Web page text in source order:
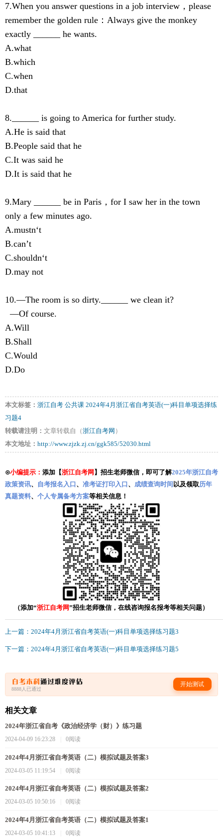
7.When you answer questions in a job interview，please
remember the golden rule：Always give the monkey
exactly ______ he wants.
A.what
B.which
C.when
D.that
8.______ is going to America for further study.
A.He is said that
B.People said that he
C.It was said he
D.It is said that he
9.Mary ______ be in Paris，for I saw her in the town
only a few minutes ago.
A.mustn‘t
B.can’t
C.shouldn‘t
D.may not
10.—The room is so dirty.______ we clean it?
—Of course.
A.Will
B.Shall
C.Would
D.Do
本文标签： 浙江自考 公共课 2024年4月浙江省自考英语(一)科目单项选择练
习题4
转载请注明： 文章转载自（浙江自考网 ）
本文地址： http://www.zjzk.zj.cn/ggk585/52030.html
⊙小编提示： 添加【浙江自考网 】招生老师微信，即可了解2025年浙江自考
政策资讯、 自考报名入口 、 准考证打印入口 、 成绩查询时间 以及领取历年
真题资料、 个人专属备考方案等相关信息！
（添加“浙江自考网”招生老师微信，在线咨询报名报考等相关问题）
上一篇：2024年4月浙江省自考英语(一)科目单项选择练习题3
下一篇：2024年4月浙江省自考英语(一)科目单项选择练习题5
8888人已通过
开始测试
相关文章
2024年浙江省自考《政治经济学（财）》练习题
2024-04-09 16:23:28
|0阅读
2024年4月浙江省自考英语（二）模拟试题及答案3
2024-03-05 11:19:54
|0阅读
2024年4月浙江省自考英语（二）模拟试题及答案2
2024-03-05 10:50:16
|0阅读
2024年4月浙江省自考英语（二）模拟试题及答案1
2024-03-05 10:41:13
|0阅读